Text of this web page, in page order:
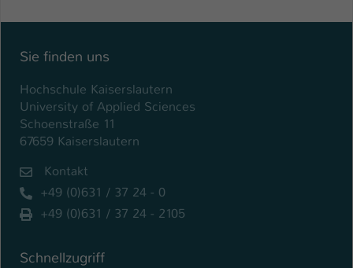
Sie finden uns
Hochschule Kaiserslautern
University of Applied Sciences
Schoenstraße 11
67659 Kaiserslautern
Kontakt
+49 (0)631 / 37 24 - 0
+49 (0)631 / 37 24 - 2105
Schnellzugriff